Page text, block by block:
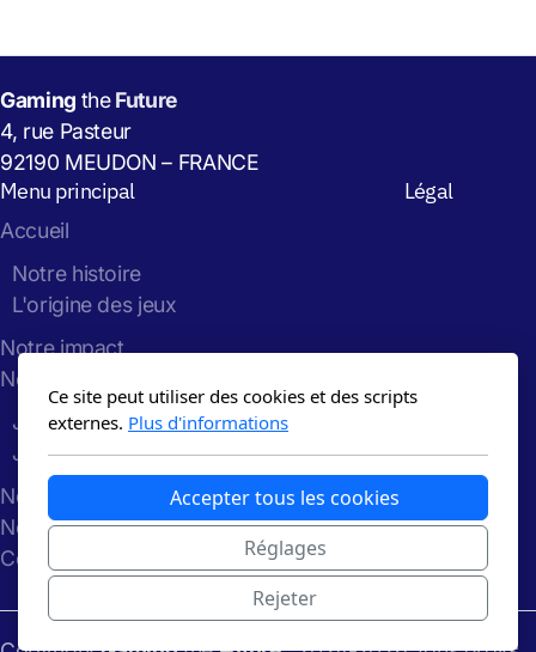
Gaming theFuture
4, rue Pasteur
92190 MEUDON – FRANCE
Menu principal
Accueil
Notre histoire
L'origine des jeux
Notre impact
Nos Jeux
Jeu de la Grande Transition
Jeu de la Polycrise
Nos ateliers
Notre blog
Contact
Légal
Ce site peut utiliser des cookies et des scripts
externes. Plus d'informations
Accepter tous les cookies
Réglages
Rejeter